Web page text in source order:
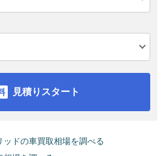
見積りスタート
ッドの車買取相場を調べる